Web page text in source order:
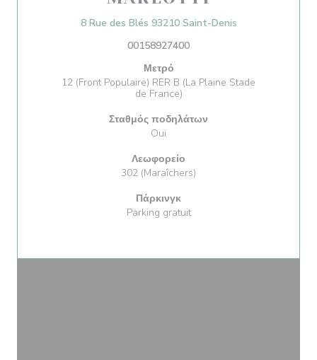
8 Rue des Blés 93210 Saint-Denis((ανοίγει σε
00158927400
Μετρό
12 (Front Populaire) RER B (La Plaine Stade
de France)
Σταθμός ποδηλάτων
Oui
Λεωφορείο
302 (Maraîchers)
Πάρκινγκ
Parking gratuit